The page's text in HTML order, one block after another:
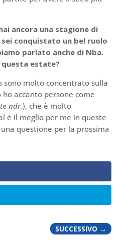
ancora una stagione di
conquistato un bel ruolo
parlato anche di Nba.
questa estate?
sono molto concentrato sulla
accanto persone come
ndr.), che è molto
è il meglio per me in queste
questione per la prossima
SUCCESSIVO →